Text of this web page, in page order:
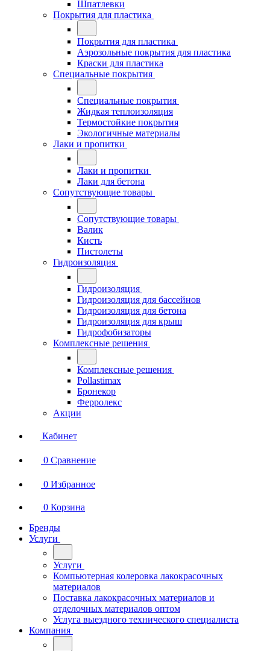
Шпатлевки
Покрытия для пластика
Покрытия для пластика
Аэрозольные покрытия для пластика
Краски для пластика
Специальные покрытия
Специальные покрытия
Жидкая теплоизоляция
Термостойкие покрытия
Экологичные материалы
Лаки и пропитки
Лаки и пропитки
Лаки для бетона
Сопутствующие товары
Сопутствующие товары
Валик
Кисть
Пистолеты
Гидроизоляция
Гидроизоляция
Гидроизоляция для бассейнов
Гидроизоляция для бетона
Гидроизоляция для крыш
Гидрофобизаторы
Комплексные решения
Комплексные решения
Pollastimax
Бронекор
Ферролекс
Акции
Кабинет
0 Сравнение
0 Избранное
0 Корзина
Бренды
Услуги
Услуги
Компьютерная колеровка лакокрасочных
материалов
Поставка лакокрасочных материалов и
отделочных материалов оптом
Услуга выездного технического специалиста
Компания